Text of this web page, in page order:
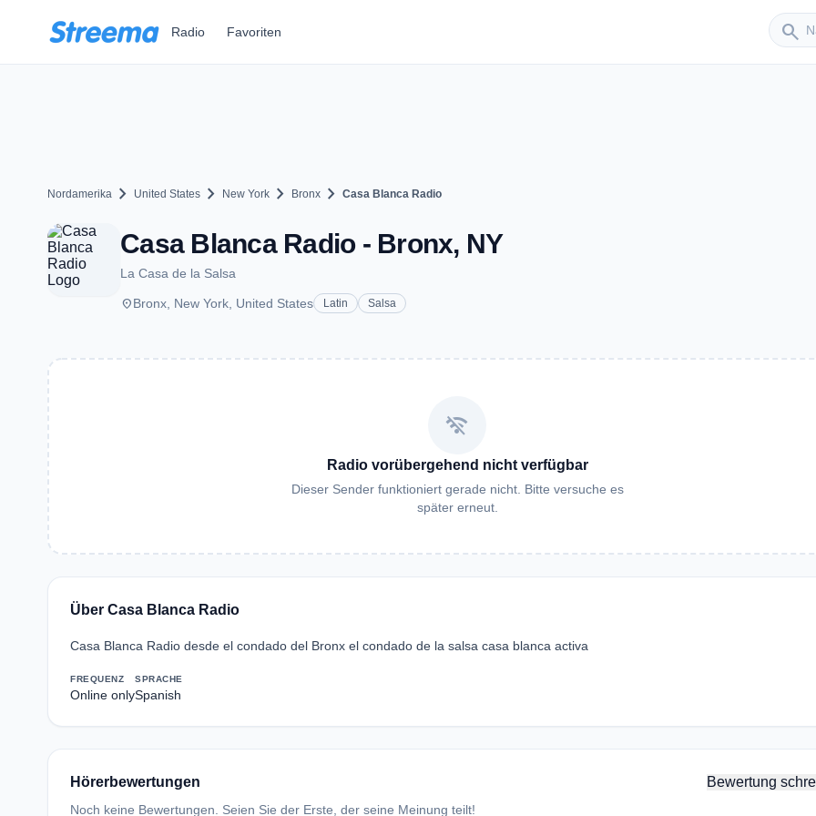
Radio Favoriten search
Nordamerika chevron_right United States chevron_right New York chevron_right Bronx chevron_right Casa Blanca Radio
Casa Blanca Radio - Bronx, NY
La Casa de la Salsa
placeBronx, New York, United States Latin Salsa
wifi_off
Radio vorübergehend nicht verfügbar
Dieser Sender funktioniert gerade nicht. Bitte versuche es
später erneut.
Über Casa Blanca Radio
Casa Blanca Radio desde el condado del Bronx el condado de la salsa casa blanca activa
FREQUENZ
Online only
SPRACHE
Spanish
Hörerbewertungen Bewertung
Noch keine Bewertungen. Seien Sie der Erste, der seine Meinung teilt!